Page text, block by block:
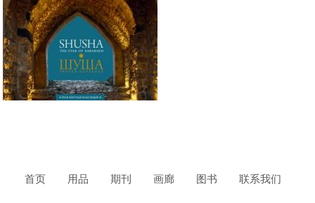
首页 用品 期刊 画廊 图书 联系我们